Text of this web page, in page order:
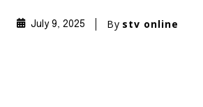
July 9, 2025 By stv online